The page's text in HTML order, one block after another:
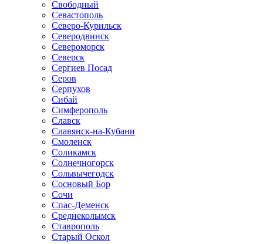
Свободный
Севастополь
Северо-Курильск
Северодвинск
Североморск
Северск
Сергиев Посад
Серов
Серпухов
Сибай
Симферополь
Славск
Славянск-на-Кубани
Смоленск
Соликамск
Солнечногорск
Сольвычегодск
Сосновый Бор
Сочи
Спас-Деменск
Среднеколымск
Ставрополь
Старый Оскол